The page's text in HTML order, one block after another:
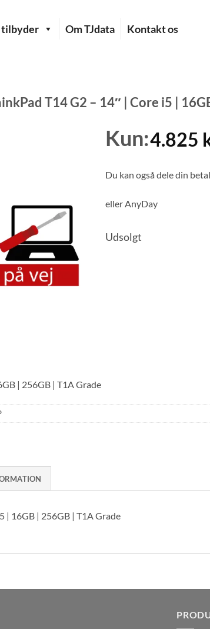
Om TJdata Kontakt os
T14 G2 – 14″ | Core i5 |
Kun:4.825
Du kan også dele din
ellerAnyDay
Udsolgt
| 256GB | T1A Grade
| 16GB | 256GB | T1A Grade